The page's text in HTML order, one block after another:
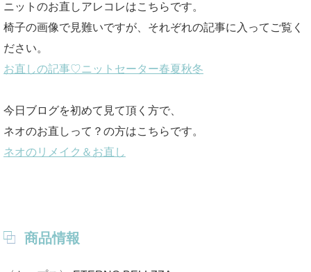
ニットのお直しアレコレはこちらです。
椅子の画像で見難いですが、それぞれの記事に入ってご覧く
ださい。
お直しの記事♡ニットセーター春夏秋冬
今日ブログを初めて見て頂く方で、
ネオのお直しって？の方はこちらです。
ネオのリメイク＆お直し
商品情報